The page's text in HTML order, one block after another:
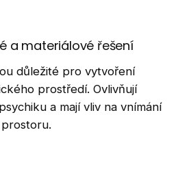
a materiálové řešení
důležité pro vytvoření
prostředí. Ovlivňují
a mají vliv na vnímání